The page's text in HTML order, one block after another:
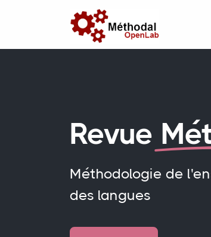
Revue
Méthodologie de
des langues